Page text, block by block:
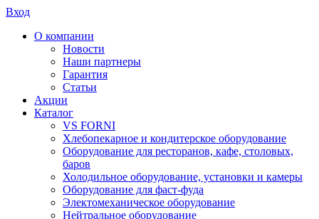
Вход
О компании
Новости
Наши партнеры
Гарантия
Статьи
Акции
Каталог
VS FORNI
Хлебопекарное и кондитерское оборудование
Оборудование для ресторанов, кафе, столовых,
баров
Холодильное оборудование, установки и камеры
Оборудование для фаст-фуда
Электомеханическое оборудование
Нейтральное оборудование